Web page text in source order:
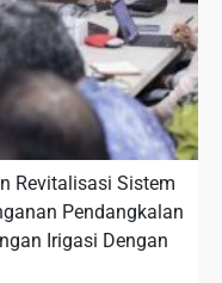
Revitalisasi Sistem
Pendangkalan
Irigasi Dengan